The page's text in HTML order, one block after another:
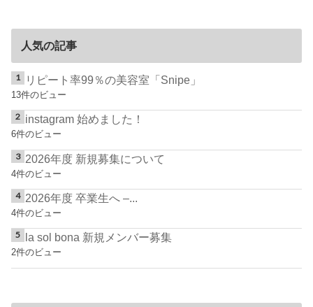
人気の記事
リピート率99％の美容室「Snipe」
13件のビュー
instagram 始めました！
6件のビュー
2026年度 新規募集について
4件のビュー
2026年度 卒業生へ –...
4件のビュー
la sol bona 新規メンバー募集
2件のビュー